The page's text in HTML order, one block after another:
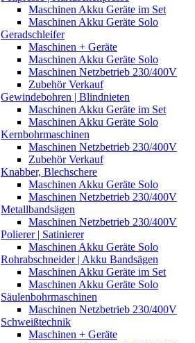
Maschinen Akku Geräte im Set
Maschinen Akku Geräte Solo
Geradschleifer
Maschinen + Geräte
Maschinen Akku Geräte Solo
Maschinen Netzbetrieb 230/400V
Zubehör Verkauf
Gewindebohren | Blindnieten
Maschinen Akku Geräte im Set
Maschinen Akku Geräte Solo
Kernbohrmaschinen
Maschinen Netzbetrieb 230/400V
Zubehör Verkauf
Knabber, Blechschere
Maschinen Akku Geräte Solo
Maschinen Netzbetrieb 230/400V
Metallbandsägen
Maschinen Netzbetrieb 230/400V
Polierer | Satinierer
Maschinen Akku Geräte Solo
Rohrabschneider | Akku Bandsägen
Maschinen Akku Geräte im Set
Maschinen Akku Geräte Solo
Säulenbohrmaschinen
Maschinen Netzbetrieb 230/400V
Schweißtechnik
Maschinen + Geräte